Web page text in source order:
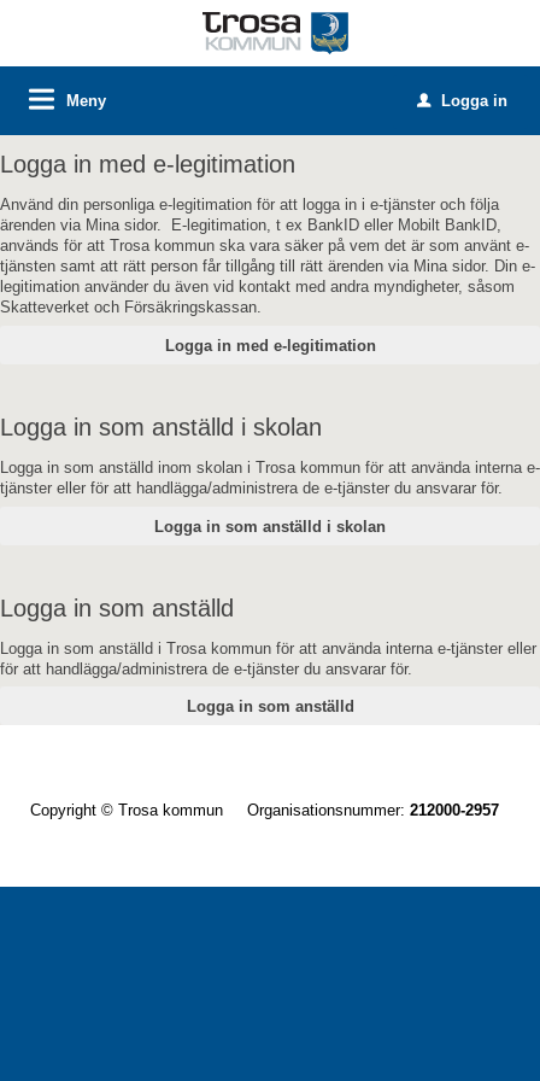
Meny u Logga in
Logga in med e-legitimation
Använd din personliga e-legitimation för att logga in i e-tjänster och följa
ärenden via Mina sidor. E-legitimation, t ex BankID eller Mobilt BankID,
används för att Trosa kommun ska vara säker på vem det är som använt e-
tjänsten samt att rätt person får tillgång till rätt ärenden via Mina sidor. Din e-
legitimation använder du även vid kontakt med andra myndigheter, såsom
Skatteverket och Försäkringskassan.
Logga in som anställd i skolan
Logga in som anställd inom skolan i Trosa kommun för att använda interna e-
tjänster eller för att handlägga/administrera de e-tjänster du ansvarar för.
Logga in som anställd
Logga in som anställd i Trosa kommun för att använda interna e-tjänster eller
för att handlägga/administrera de e-tjänster du ansvarar för.
Copyright © Trosa kommun Organisationsnummer: 212000-2957